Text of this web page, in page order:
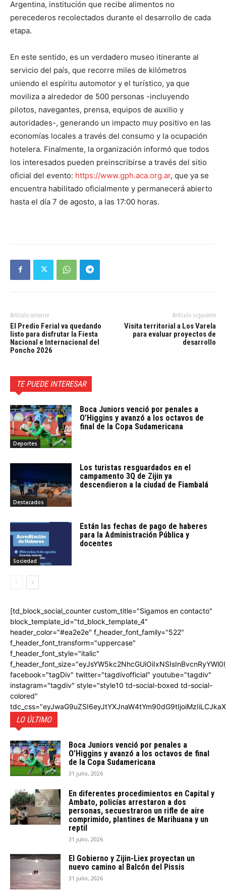
Argentina, institución que recibe alimentos no
perecederos recolectados durante el desarrollo de cada
etapa.
En este sentido, es un verdadero museo itinerante al
servicio del país, que recorre miles de kilómetros
uniendo el espíritu automotor y el turístico, ya que
moviliza a alrededor de 500 personas -incluyendo
pilotos, navegantes, prensa, equipos de auxilio y
autoridades-, generando un impacto muy positivo en las
economías locales a través del consumo y la ocupación
hotelera. Finalmente, la organización informó que todos
los interesados pueden preinscribirse a través del sitio
oficial del evento: https://www.gph.aca.org.ar, que ya se
encuentra habilitado oficialmente y permanecerá abierto
hasta el día 7 de agosto, a las 17:00 horas.
Artículo anterior
El Predio Ferial va quedando
listo para disfrutar la Fiesta
Nacional e Internacional del
Poncho 2026
Artículo siguiente
Visita territorial a Los Varela
para evaluar proyectos de
desarrollo
TE PUEDE INTERESAR
Deportes
Boca Juniors venció por penales a
O’Higgins y avanzó a los octavos de
final de la Copa Sudamericana
Destacados
Los turistas resguardados en el
campamento 3Q de Zijin ya
descendieron a la ciudad de Fiambalá
Sociedad
Están las fechas de pago de haberes
para la Administración Pública y
docentes
[td_block_social_counter custom_title="Sigamos en contacto"
block_template_id="td_block_template_4"
header_color="#ea2e2e" f_header_font_family="522"
f_header_font_transform="uppercase"
f_header_font_style="italic"
facebook="tagDiv" twitter="tagdivofficial" youtube="tagdiv"
instagram="tagdiv" style="style10 td-social-boxed td-social-
colored"
LO ÚLTIMO
Boca Juniors venció por penales a
O’Higgins y avanzó a los octavos de final
de la Copa Sudamericana
31 julio, 2026
En diferentes procedimientos en Capital y
Ambato, policías arrestaron a dos
personas, secuestraron un rifle de aire
comprimido, plantines de Marihuana y un
reptil
31 julio, 2026
El Gobierno y Zijin-Liex proyectan un
nuevo camino al Balcón del Pissis
31 julio, 2026